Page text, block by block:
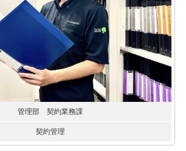
管理部 契約業務課
契約管理